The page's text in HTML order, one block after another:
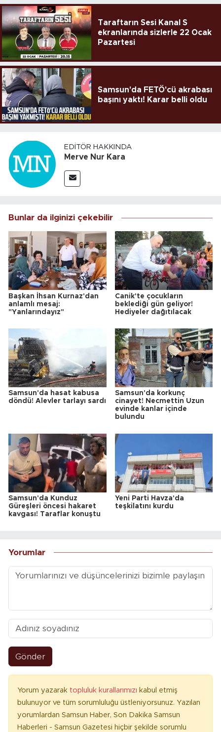
Taraftarın Sesi Kanal S
ekranlarında sizlerle 22 Ocak
Pazartesi
Samsun'da FETÖ'cü akrabası
başını yaktı! Karar belli oldu
EDITÖR HAKKINDA
Merve Nur Kara
Bunlar da ilginizi çekebilir
Başkan İhsan Kurnaz'dan
anlamlı mesaj:
"Yanlarındayız"
Canik'te çocukların
beklediği gün geliyor!
Hediyeler dağıtılacak
Samsun'da hasat kabusa
döndü! Alevler tarlayı sardı
Samsun'da korkunç
cinayet! Necmettin Uzun
evinde kanlar içinde
bulundu
Samsun'da Kunduz
Güreşleri öncesi hakaret
kavgası! Taraflar konuştu
Yeni Parti Havza'da
teşkilatını kurdu
Yorumlar
Gönder
Yorum yazarak topluluk kurallarımızı kabul etmiş
bulunuyor ve tüm sorumluluğu üstleniyorsunuz. Yazılan
yorumlardan Samsun Haber, Son Dakika Samsun
Haberleri - Samsun Gazetesi hiçbir şekilde sorumlu